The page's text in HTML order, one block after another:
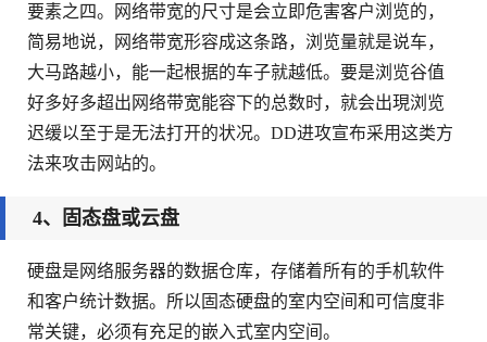
要素之四。网络带宽的尺寸是会立即危害客户浏览的，
简易地说，网络带宽形容成这条路，浏览量就是说车，
大马路越小，能一起根据的车子就越低。要是浏览谷值
好多好多超出网络带宽能容下的总数时，就会出現浏览
迟缓以至于是无法打开的状况。DD进攻宣布采用这类方
法来攻击网站的。
4、固态盘或云盘
硬盘是网络服务器的数据仓库，存储着所有的手机软件
和客户统计数据。所以固态硬盘的室内空间和可信度非
常关键，必须有充足的嵌入式室内空间。